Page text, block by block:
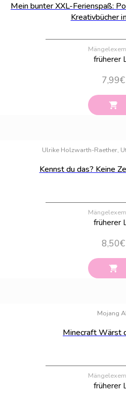
Mein bunter XXL-Ferienspaß:
Kreativbücher
früherer
7,99€
Ulrike Holzwarth-Raether,
Kennst du das? Keine
früherer
8,50€
Mojang
Minecraft Wärst
früherer